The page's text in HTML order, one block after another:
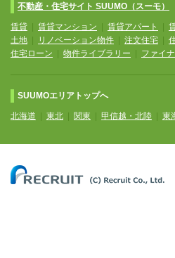
不動産・住宅サイト SUUMO（スーモ）
賃貸 賃貸マンション 賃貸アパート
土地
リノベーション物件 注文住宅
住宅ローン
物件ライブラリー ファイ
SUUMOエリアトップへ
北海道 東北 関東 甲信越・北陸 東